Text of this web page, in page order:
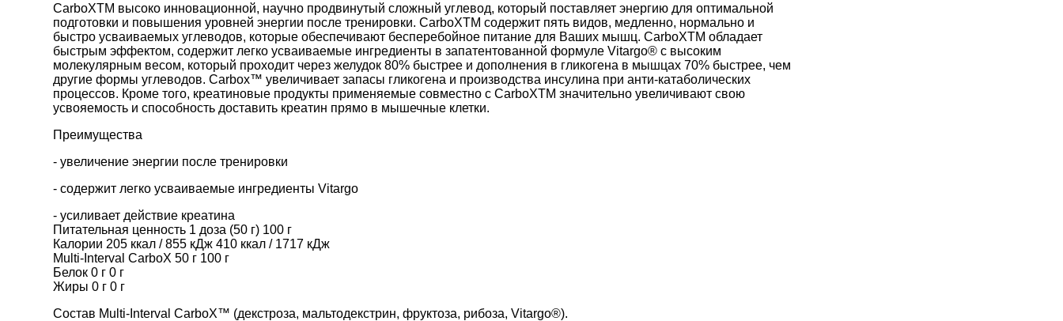
CarboXTM высоко инновационной, научно продвинутый сложный углевод, который поставляет энергию для оптимальной
подготовки и повышения уровней энергии после тренировки. CarboXTM содержит пять видов, медленно, нормально и
быстро усваиваемых углеводов, которые обеспечивают бесперебойное питание для Ваших мышц. CarboXTM обладает
быстрым эффектом, содержит легко усваиваемые ингредиенты в запатентованной формуле Vitargo® с высоким
молекулярным весом, который проходит через желудок 80% быстрее и дополнения в гликогена в мышцах 70% быстрее, чем
другие формы углеводов. Carbox™ увеличивает запасы гликогена и производства инсулина при анти-катаболических
процессов. Кроме того, креатиновые продукты применяемые совместно с CarboXTM значительно увеличивают свою
усвояемость и способность доставить креатин прямо в мышечные клетки.
Преимущества
- увеличение энергии после тренировки
- содержит легко усваиваемые ингредиенты Vitargo
- усиливает действие креатина
Питательная ценность 1 доза (50 г) 100 г
Калории 205 ккал / 855 кДж 410 ккал / 1717 кДж
Multi-Interval CarboX 50 г 100 г
Белок 0 г 0 г
Жиры 0 г 0 г
Состав Multi-Interval CarboX™ (декстроза, мальтодекстрин, фруктоза, рибоза, Vitargo®).